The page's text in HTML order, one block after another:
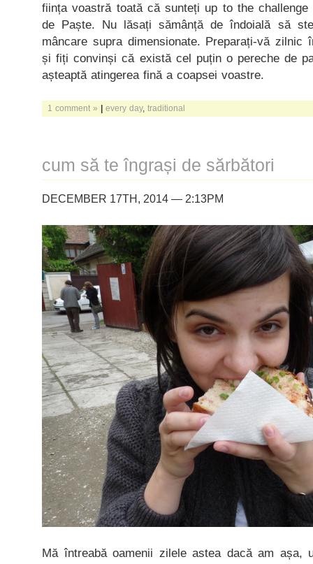
ființa voastră toată că sunteți up to the
de Paște. Nu lăsați sămânță de îndoială să
mâncare supra dimensionate. Preparați-vă
și fiți convinși că există cel puțin o pereche de
așteaptă atingerea fină a coapsei voastre.
1 comment » | every day, traditional
cum să te îngrași de sărbători
DECEMBER 17TH, 2014 — 2:13PM
Mă întreabă oamenii zilele astea dacă am așa,